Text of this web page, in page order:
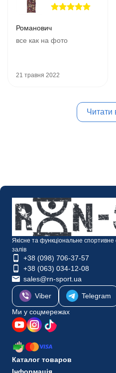
Романович
все как на фото
21 травня 2022
Читати
Якісне та функціональне
залів
+38 (098) 706-37-57
+38 (063) 034-12-08
sales@rn-sport.ua
Viber Telegram
Ми у соцмережах
Каталог товаров